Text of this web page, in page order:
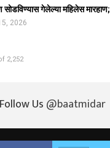
गेलेल्या महिलेस मारहाण;
2026
2,252
Follow Us @baatmidar